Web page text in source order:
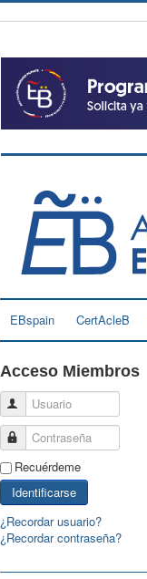
EBspain CertAcleB
Acceso Miembros
Usuario
Contraseña
Recuérdeme
Identificarse
¿Recordar usuario?
¿Recordar contraseña?